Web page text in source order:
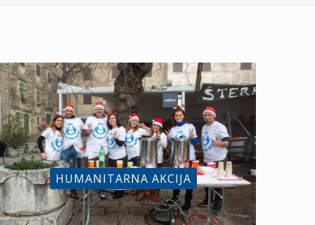
HUMANITARNA AKCIJA